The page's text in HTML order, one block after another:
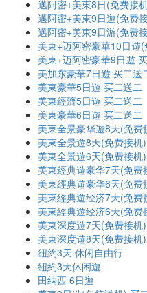
邁阿密+美東8日(免费接
邁阿密+美東9日遊(免费
邁阿密+美東9日游(免费
美東+迈阿密豪華10日遊
美東+迈阿密豪華9日遊
美加东豪華7日遊 买二送
美東豪華5日遊 买二送二
美東經濟5日遊 买二送二
美東豪華6日遊 买二送二
美東全景豪华遊8天(免费
美東全景遊8天(免费接机)
美東全景遊6天(免费接机)
美東經典遊豪华7天(免费
美東經典遊豪华6天(免费
美東經典遊经济7天(免费
美東經典遊经济6天(免费
美東深度遊7天(免费接机
美東深度遊8天(免费接机
紐約3天 休闲自由行
紐約3天休闲遊
田纳西 6日遊